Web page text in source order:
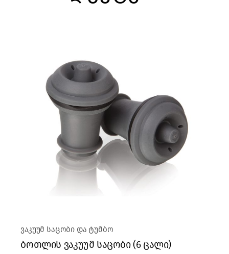
ვაკუუმ საცობი და ტუმბო
ბოთლის ვაკუუმ საცობი (6 ცალი)